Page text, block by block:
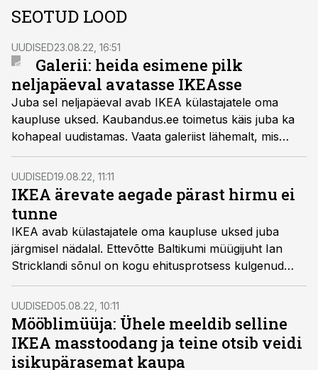
SEOTUD LOOD
UUDISED23.08.22, 16:51
Galerii: heida esimene pilk
neljapäeval avatasse IKEAsse
Juba sel neljapäeval avab IKEA külastajatele oma
kaupluse uksed. Kaubandus.ee toimetus käis juba ka
kohapeal uudistamas. Vaata galeriist lähemalt, mis
külastajaid uues poes ootab.
UUDISED19.08.22, 11:11
IKEA ärevate aegade pärast hirmu ei
tunne
IKEA avab külastajatele oma kaupluse uksed juba
järgmisel nädalal. Ettevõtte Baltikumi müügijuht Ian
Stricklandi sõnul on kogu ehitusprotsess kulgenud
plaanipäraselt ning poe avamiseks on kõik valmis.
UUDISED05.08.22, 10:11
Mööblimüüja: Ühele meeldib selline
IKEA masstoodang ja teine otsib veidi
isikupärasemat kaupa